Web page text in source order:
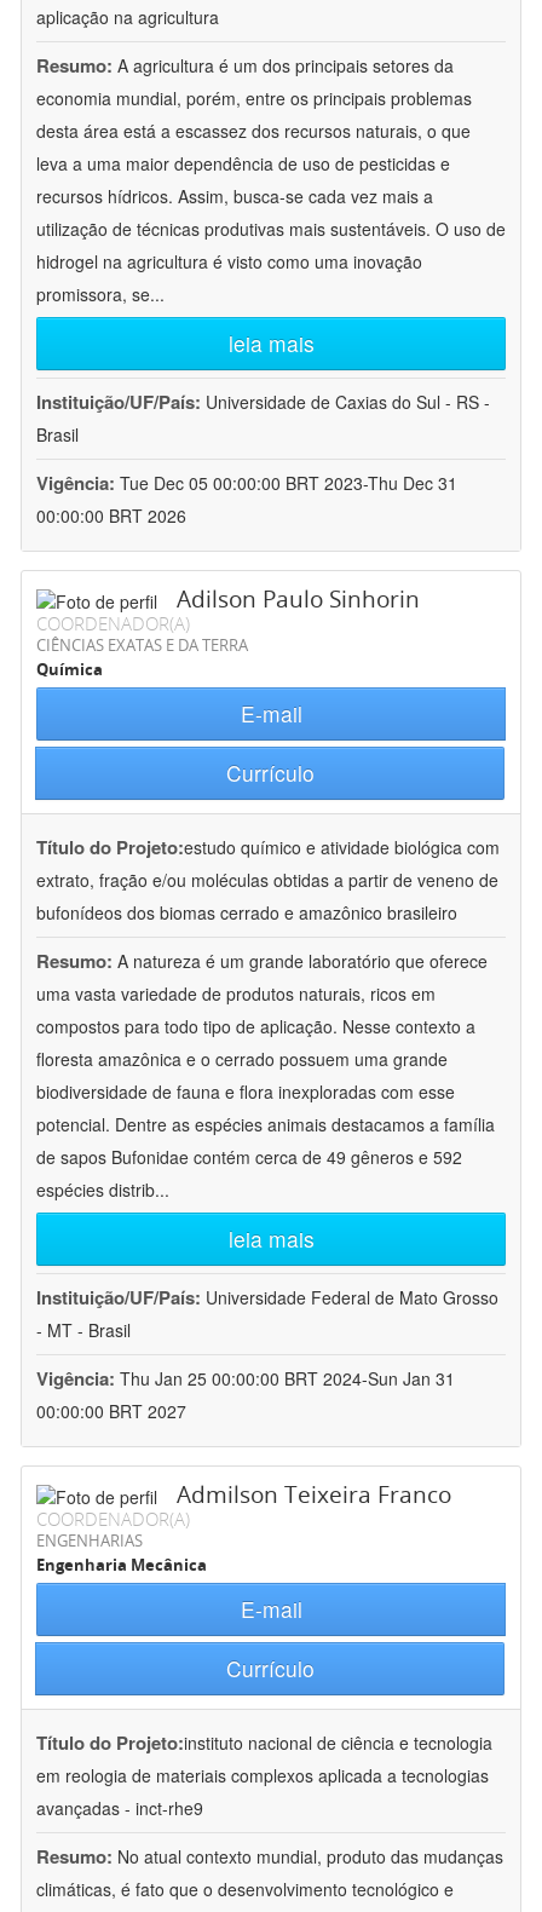
aplicação na agricultura
Resumo: A agricultura é um dos principais setores da
economia mundial, porém, entre os principais problemas
desta área está a escassez dos recursos naturais, o que
leva a uma maior dependência de uso de pesticidas e
recursos hídricos. Assim, busca-se cada vez mais a
utilização de técnicas produtivas mais sustentáveis. O uso de
hidrogel na agricultura é visto como uma inovação
promissora, se...
leia mais
Instituição/UF/País: Universidade de Caxias do Sul - RS -
Brasil
Vigência: Tue Dec 05 00:00:00 BRT 2023-Thu Dec 31
00:00:00 BRT 2026
Adilson Paulo Sinhorin
COORDENADOR(A)
CIÊNCIAS EXATAS E DA TERRA
Química
E-mail
Currículo
Título do Projeto:estudo químico e atividade biológica com
extrato, fração e/ou moléculas obtidas a partir de veneno de
bufonídeos dos biomas cerrado e amazônico brasileiro
Resumo: A natureza é um grande laboratório que oferece
uma vasta variedade de produtos naturais, ricos em
compostos para todo tipo de aplicação. Nesse contexto a
floresta amazônica e o cerrado possuem uma grande
biodiversidade de fauna e flora inexploradas com esse
potencial. Dentre as espécies animais destacamos a família
de sapos Bufonidae contém cerca de 49 gêneros e 592
espécies distrib...
leia mais
Instituição/UF/País: Universidade Federal de Mato Grosso
- MT - Brasil
Vigência: Thu Jan 25 00:00:00 BRT 2024-Sun Jan 31
00:00:00 BRT 2027
Admilson Teixeira Franco
COORDENADOR(A)
ENGENHARIAS
Engenharia Mecânica
E-mail
Currículo
Título do Projeto:instituto nacional de ciência e tecnologia
em reologia de materiais complexos aplicada a tecnologias
avançadas - inct-rhe9
Resumo: No atual contexto mundial, produto das mudanças
climáticas, é fato que o desenvolvimento tecnológico e